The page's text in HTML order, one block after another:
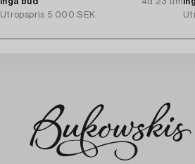
Utropspris 5 000 SEK